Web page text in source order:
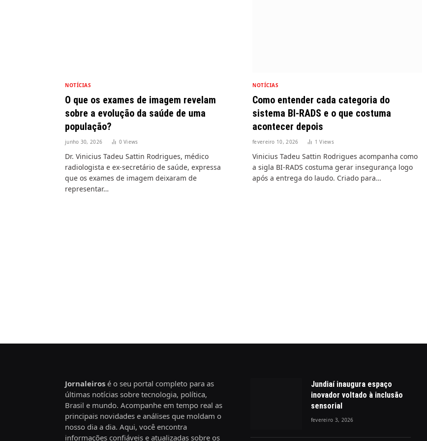
NOTÍCIAS
O que os exames de imagem revelam
sobre a evolução da saúde de uma
população?
junho 30, 2026 0Views
Dr. Vinicius Tadeu Sattin Rodrigues, médico
radiologista e ex-secretário de saúde, expressa
que os exames de imagem deixaram de
representar…
NOTÍCIAS
Como entender cada categoria do
sistema BI-RADS e o que costuma
acontecer depois
fevereiro 10, 2026 1Views
Vinicius Tadeu Sattin Rodrigues acompanha como
a sigla BI-RADS costuma gerar insegurança logo
após a entrega do laudo. Criado para…
Jornaleiros é o seu portal completo para as
últimas notícias sobre tecnologia, política,
Brasil e mundo. Acompanhe em tempo real as
principais novidades e análises que moldam o
nosso dia a dia. Aqui, você encontra
informações confiáveis e atualizadas sobre os
Jundiaí inaugura espaço
inovador voltado à inclusão
sensorial
fevereiro 3, 2026